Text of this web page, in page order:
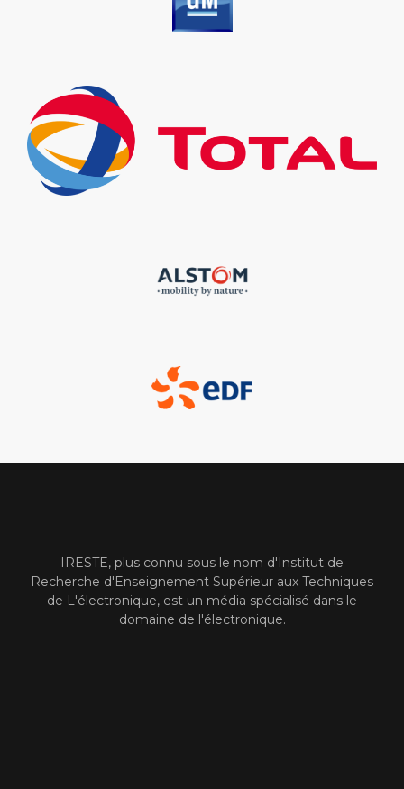
IRESTE, plus connu sous le nom d'Institut de
Recherche d'Enseignement Supérieur aux Techniques
de L'électronique, est un média spécialisé dans le
domaine de l'électronique.